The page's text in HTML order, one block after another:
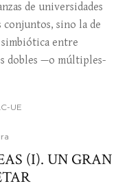
de universidades
sino la de
entre
dobles —o múltiples-
UE
(I). UN GRAN